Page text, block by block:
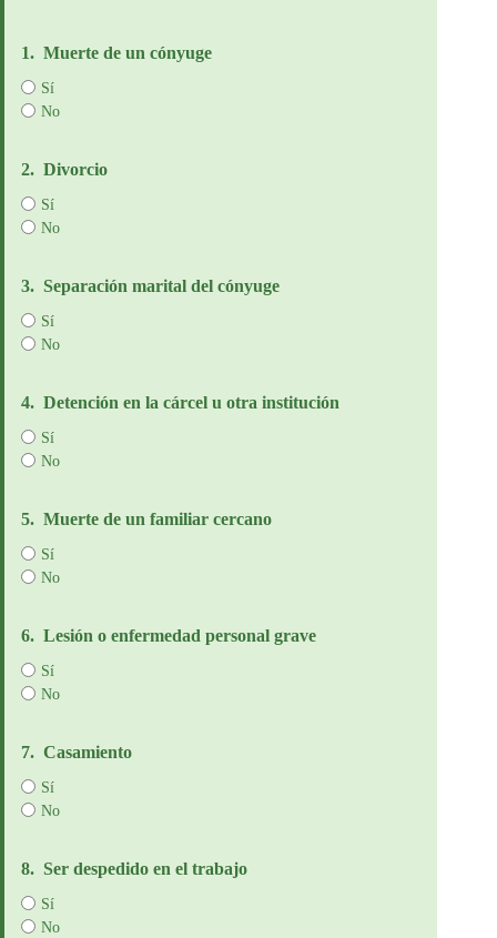
1. Muerte de un cónyuge
Sí
No
2. Divorcio
Sí
No
3. Separación marital del cónyuge
Sí
No
4. Detención en la cárcel u otra institución
Sí
No
5. Muerte de un familiar cercano
Sí
No
6. Lesión o enfermedad personal grave
Sí
No
7. Casamiento
Sí
No
8. Ser despedido en el trabajo
Sí
No